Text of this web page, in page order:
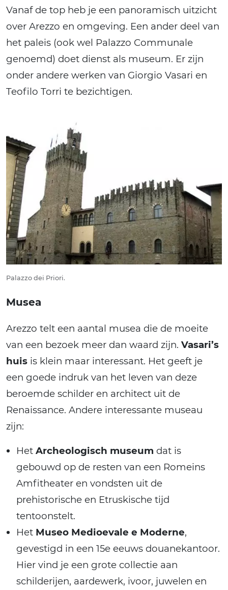
Vanaf de top heb je een panoramisch uitzicht
over Arezzo en omgeving. Een ander deel van
het paleis (ook wel Palazzo Communale
genoemd) doet dienst als museum. Er zijn
onder andere werken van Giorgio Vasari en
Teofilo Torri te bezichtigen.
Palazzo dei Priori.
Musea
Arezzo telt een aantal musea die de moeite
van een bezoek meer dan waard zijn. Vasari’s
huis is klein maar interessant. Het geeft je
een goede indruk van het leven van deze
beroemde schilder en architect uit de
Renaissance. Andere interessante museau
zijn:
Het Archeologisch museum dat is
gebouwd op de resten van een Romeins
Amfitheater en vondsten uit de
prehistorische en Etruskische tijd
tentoonstelt.
Het Museo Medioevale e Moderne,
gevestigd in een 15e eeuws douanekantoor.
Hier vind je een grote collectie aan
schilderijen, aardewerk, ivoor, juwelen en